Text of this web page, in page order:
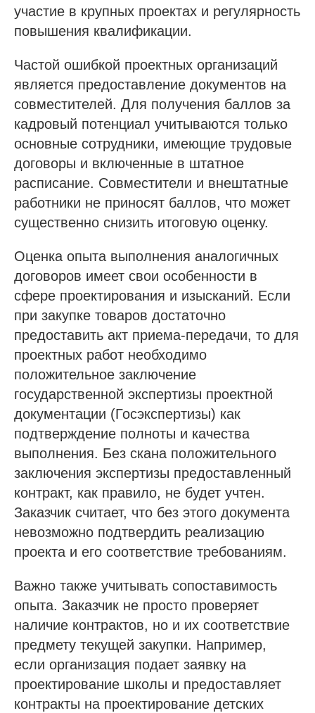
участие в крупных проектах и регулярность
повышения квалификации.
Частой ошибкой проектных организаций
является предоставление документов на
совместителей. Для получения баллов за
кадровый потенциал учитываются только
основные сотрудники, имеющие трудовые
договоры и включенные в штатное
расписание. Совместители и внештатные
работники не приносят баллов, что может
существенно снизить итоговую оценку.
Оценка опыта выполнения аналогичных
договоров имеет свои особенности в
сфере проектирования и изысканий. Если
при закупке товаров достаточно
предоставить акт приема-передачи, то для
проектных работ необходимо
положительное заключение
государственной экспертизы проектной
документации (Госэкспертизы) как
подтверждение полноты и качества
выполнения. Без скана положительного
заключения экспертизы предоставленный
контракт, как правило, не будет учтен.
Заказчик считает, что без этого документа
невозможно подтвердить реализацию
проекта и его соответствие требованиям.
Важно также учитывать сопоставимость
опыта. Заказчик не просто проверяет
наличие контрактов, но и их соответствие
предмету текущей закупки. Например,
если организация подает заявку на
проектирование школы и предоставляет
контракты на проектирование детских